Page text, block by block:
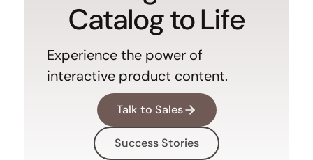
Catalog to Life
Experience the power of
interactive product content.
Talk to Sales
Success Stories